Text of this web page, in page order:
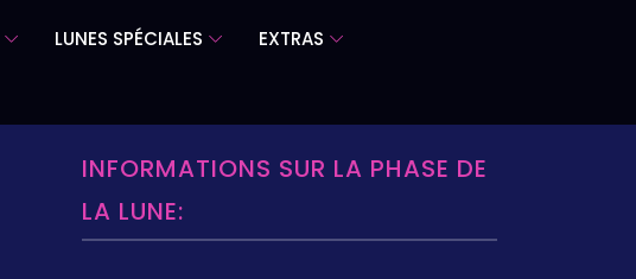
LUNES SPÉCIALES
EXTRAS
INFORMATIONS SUR LA PHASE DE
LA LUNE: